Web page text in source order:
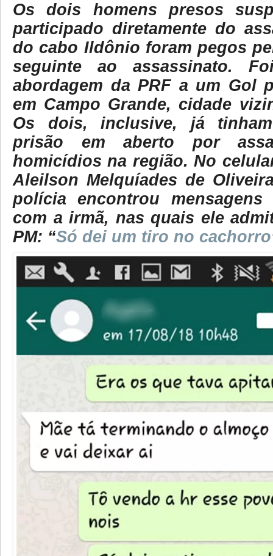
Os dois homens presos
participado diretamente do
do cabo Ildônio foram pegos
seguinte ao assassinato.
abordagem da PRF a um Gol
em Campo Grande, cidade
Os dois, inclusive, já
prisão em aberto por
homicídios na região. No
Aleilson Melquíades de
polícia encontrou
com a irmã, nas quais ele
PM: “Só dei um tiro no cachorro